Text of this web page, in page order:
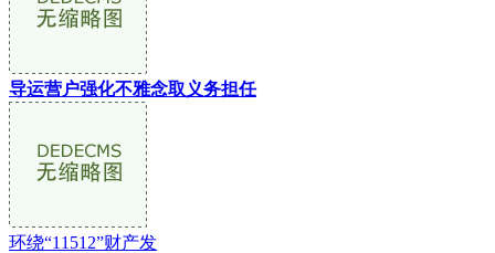
导运营户强化不雅念取义务担任
环绕“11512”财产发